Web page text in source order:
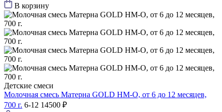
В корзину
Детские смеси
Молочная смесь Матерна GOLD HM-O, от 6 до 12 месяцев,
700 г. 6-12 14500 ₽